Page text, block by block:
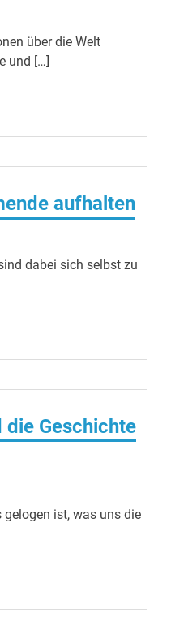
über die Welt
und […]
aufhalten
dabei sich selbst zu
Geschichte
gelogen ist, was uns die